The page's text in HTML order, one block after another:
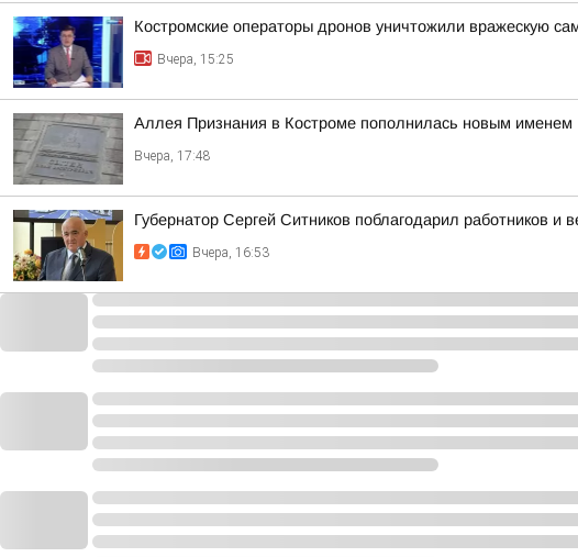
Костромские операторы дронов уничтожили вражескую
Вчера, 15:25
Аллея Признания в Костроме пополнилась новым именем
Вчера, 17:48
Губернатор Сергей Ситников поблагодарил работников и
Вчера, 16:53